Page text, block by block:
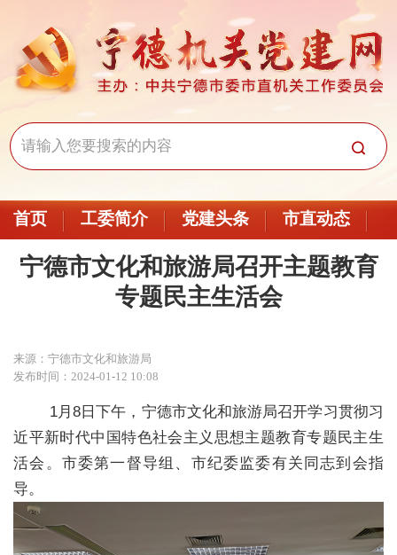
首页 工委简介 党建头条 市直动态
宁德市文化和旅游局召开主题教育
专题民主生活会
来源：宁德市文化和旅游局
发布时间：2024-01-12 10:08
1月8日下午，宁德市文化和旅游局召开学习贯彻习
近平新时代中国特色社会主义思想主题教育专题民主生
活会。市委第一督导组、市纪委监委有关同志到会指
导。